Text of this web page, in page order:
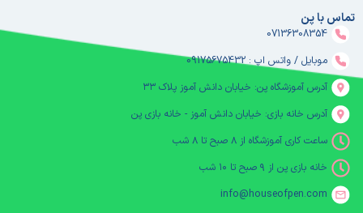
تماس با پن
07136308354
موبایل / واتس اپ : 09175675432
آدرس آموزشگاه پن: خیابان دانش آموز پلاک ۳۳
آدرس خانه بازی: خیابان دانش آموز - خانه بازی پن
ساعت کاری آموزشگاه از ۸ صبح تا ۸ شب
خانه بازی پن از ۹ صبح تا ۱۰ شب
info@houseofpen.com